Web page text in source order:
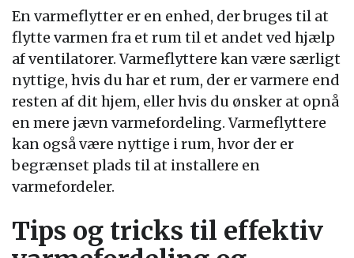
En varmeflytter er en enhed, der bruges til at
flytte varmen fra et rum til et andet ved hjælp
af ventilatorer. Varmeflyttere kan være særligt
nyttige, hvis du har et rum, der er varmere end
resten af dit hjem, eller hvis du ønsker at opnå
en mere jævn varmefordeling. Varmeflyttere
kan også være nyttige i rum, hvor der er
begrænset plads til at installere en
varmefordeler.
Tips og tricks til effektiv